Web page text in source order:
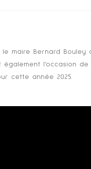
maire Bernard
l’occasion
cette année 2025.